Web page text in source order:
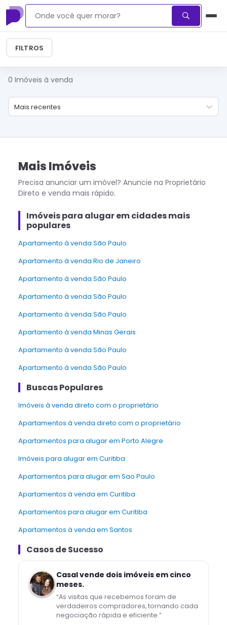
FILTROS
0 Imóveis à venda
Mais recentes
Mais Imóveis
Precisa anunciar um imóvel? Anuncie na Proprietário
Direto e venda mais rápido.
Imóveis para alugar em cidades mais
populares
apartamento à venda São Paulo
apartamento à venda Rio de Janeiro
apartamento à venda São Paulo
apartamento à venda São Paulo
apartamento à venda São Paulo
apartamento à venda Minas Gerais
apartamento à venda São Paulo
Apartamento à venda São Paulo
Buscas Populares
Imóveis à venda direto com o proprietário
Apartamentos à venda direto com o proprietário
Apartamentos para alugar em Porto Alegre
Imóveis para alugar em Curitiba
Apartamentos para alugar em Sao Paulo
Apartamentos à venda em Curitiba
Apartamentos para alugar em Curitiba
Apartamentos à venda em Santos
Casos de Sucesso
Casal vende dois imóveis em cinco
meses.
“As visitas que recebemos foram de
verdadeiros compradores, tornando cada
negociação rápida e eficiente.”